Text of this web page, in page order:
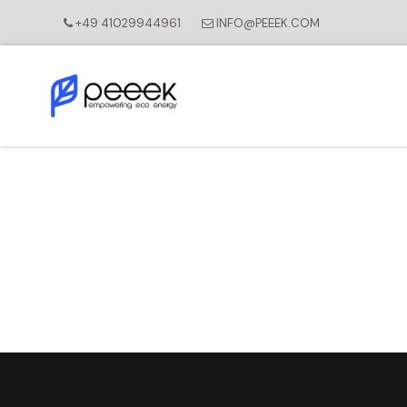
+49 41029944961 INFO@PEEEK.COM